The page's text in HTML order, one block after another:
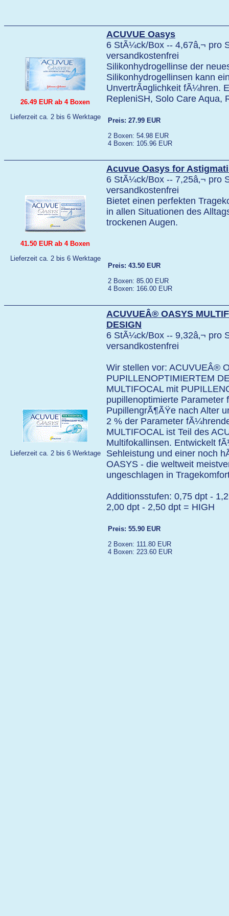
26.49 EUR ab 4 Boxen
Lieferzeit ca. 2 bis 6 Werktage
ACUVUE Oasys
6 StÃ¼ck/Box -- 4,67â‚¬ pro
versandkostenfrei
Silikonhydrogellinse der
Silikonhydrogellinsen kann
UnvertrÃ¤glichkeit fÃ¼hren.
RepleniSH, Solo Care Aqua,
Preis: 27.99 EUR
2 Boxen: 54.98 EUR
4 Boxen: 105.96 EUR
41.50 EUR ab 4 Boxen
Lieferzeit ca. 2 bis 6 Werktage
Acuvue Oasys for
6 StÃ¼ck/Box -- 7,25â‚¬ pro
versandkostenfrei
Bietet einen perfekten
in allen Situationen des
trockenen Augen.
Preis: 43.50 EUR
2 Boxen: 85.00 EUR
4 Boxen: 166.00 EUR
Lieferzeit ca. 2 bis 6 Werktage
ACUVUEÂ® OASYS
DESIGN
6 StÃ¼ck/Box -- 9,32â‚¬ pro
versandkostenfrei
Wir stellen vor: ACUVUEÂ®
PUPILLENOPTIMIERTEM
MULTIFOCAL mit
pupillenoptimierte
PupillengrÃ¶ÃŸe nach Alter
2 % der Parameter
MULTIFOCAL ist Teil des
Multifokallinsen. Entwickelt
Sehleistung und einer noch
OASYS - die weltweit
ungeschlagen in
Additionsstufen: 0,75 dpt -
2,00 dpt - 2,50 dpt = HIGH
Preis: 55.90 EUR
2 Boxen: 111.80 EUR
4 Boxen: 223.60 EUR